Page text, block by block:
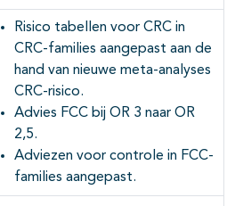
Risico tabellen voor CRC in
CRC-families aangepast aan de
hand van nieuwe meta-analyses
CRC-risico.
Advies FCC bij OR 3 naar OR
2,5.
Adviezen voor controle in FCC-
families aangepast.